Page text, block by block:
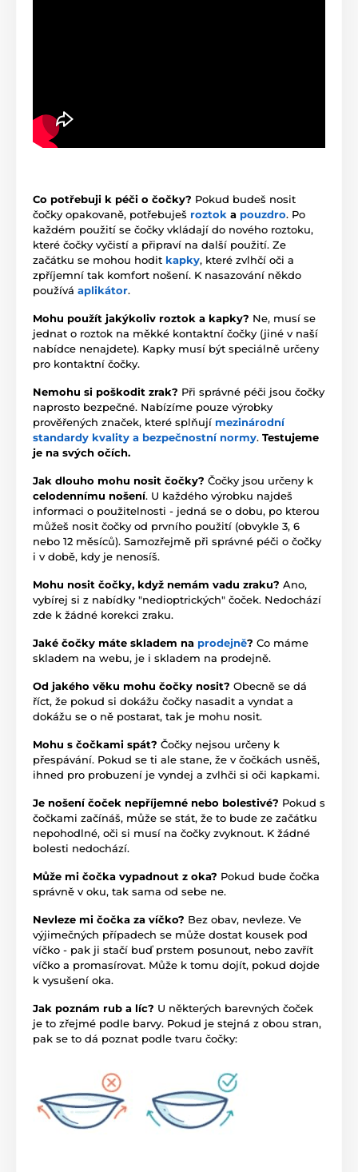
Co potřebuji k péči o čočky? Pokud budeš nosit
čočky opakovaně, potřebuješ roztok a pouzdro. Po
každém použití se čočky vkládají do nového roztoku,
které čočky vyčistí a připraví na další použití. Ze
začátku se mohou hodit kapky, které zvlhčí oči a
zpříjemní tak komfort nošení. K nasazování někdo
používá aplikátor.
Mohu použít jakýkoliv roztok a kapky? Ne, musí se
jednat o roztok na měkké kontaktní čočky (jiné v naší
nabídce nenajdete). Kapky musí být speciálně určeny
pro kontaktní čočky.
Nemohu si poškodit zrak? Při správné péči jsou čočky
naprosto bezpečné. Nabízíme pouze výrobky
prověřených značek, které splňují mezinárodní
standardy kvality a bezpečnostní normy. Testujeme
je na svých očích.
Jak dlouho mohu nosit čočky? Čočky jsou určeny k
celodennímu nošení. U každého výrobku najdeš
informaci o použitelnosti - jedná se o dobu, po kterou
můžeš nosit čočky od prvního použití (obvykle 3, 6
nebo 12 měsíců). Samozřejmě při správné péči o čočky
i v době, kdy je nenosíš.
Mohu nosit čočky, když nemám vadu zraku? Ano,
vybírej si z nabídky "nedioptrických" čoček. Nedochází
zde k žádné korekci zraku.
Jaké čočky máte skladem na prodejně? Co máme
skladem na webu, je i skladem na prodejně.
Od jakého věku mohu čočky nosit? Obecně se dá
říct, že pokud si dokážu čočky nasadit a vyndat a
dokážu se o ně postarat, tak je mohu nosit.
Mohu s čočkami spát? Čočky nejsou určeny k
přespávání. Pokud se ti ale stane, že v čočkách usněš,
ihned pro probuzení je vyndej a zvlhči si oči kapkami.
Je nošení čoček nepříjemné nebo bolestivé? Pokud s
čočkami začínáš, může se stát, že to bude ze začátku
nepohodlné, oči si musí na čočky zvyknout. K žádné
bolesti nedochází.
Může mi čočka vypadnout z oka? Pokud bude čočka
správně v oku, tak sama od sebe ne.
Nevleze mi čočka za víčko? Bez obav, nevleze. Ve
výjimečných případech se může dostat kousek pod
víčko - pak ji stačí buď prstem posunout, nebo zavřít
víčko a promasírovat. Může k tomu dojít, pokud dojde
k vysušení oka.
Jak poznám rub a líc? U některých barevných čoček
je to zřejmé podle barvy. Pokud je stejná z obou stran,
pak se to dá poznat podle tvaru čočky: